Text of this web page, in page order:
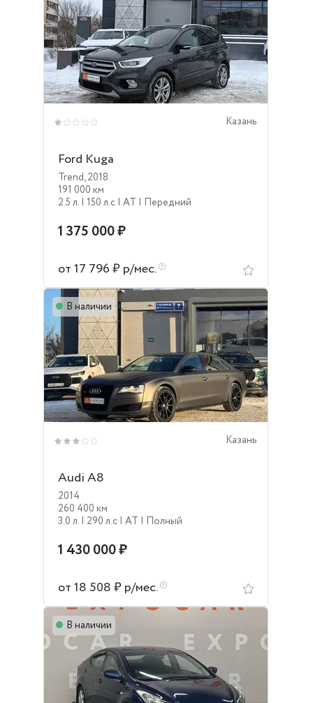
Казань
Ford Kuga
Trend,2018
191 000 км
2.5 л. | 150 л.c | AT | Передний
1 375 000 ₽
от 17 796 ₽ р/мес.
В наличии
Казань
Audi A8
2014
260 400 км
3.0 л. | 290 л.c | AT | Полный
1 430 000 ₽
от 18 508 ₽ р/мес.
В наличии